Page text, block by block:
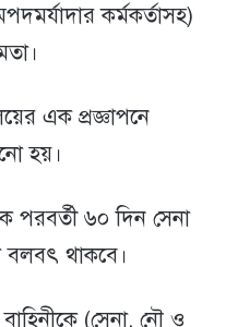
কর্মকর্তাসহ)
এক প্রজ্ঞাপনে
হয়।
পরবর্তী ৬০ দিন সেনা
বলবৎ থাকবে।
(সেনা, নৌ ও